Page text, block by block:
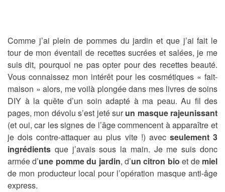
Comme j’ai plein de pommes du jardin et que j’ai fait le
tour de mon éventail de recettes sucrées et salées, je me
suis dit, pourquoi ne pas opter pour des recettes beauté.
Vous connaissez mon intérêt pour les cosmétiques « fait-
maison » alors, me voilà plongée dans mes livres de soins
DIY à la quête d’un soin adapté à ma peau. Au fil des
pages, mon dévolu s’est jeté surun masque rajeunissant
(et oui, car les signes de l’âge commencent à apparaître et
je dois contre-attaquer au plus vite !) avec seulement 3
ingrédients que j’avais sous la main. Je me suis donc
armée d’une pomme du jardin, d’un citron bio et de miel
de mon producteur local pour l’opération masque anti-âge
express.